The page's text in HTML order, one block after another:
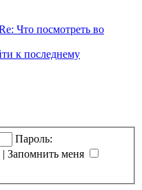
Что посмотреть во
к последнему
Пароль:
| Запомнить меня